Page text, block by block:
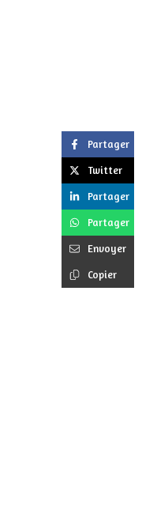
Partager
Twitter
Partager
Partager
Envoyer
Copier